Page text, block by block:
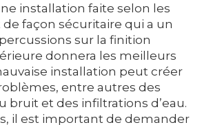
installation faite selon les
de façon sécuritaire qui a un
sur la finition
donnera les meilleurs
installation peut créer
entre autres des
bruit et des infiltrations d’eau.
il est important de demander